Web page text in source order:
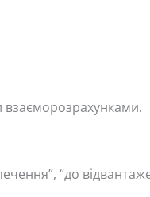
взаєморозрахунками.
“до